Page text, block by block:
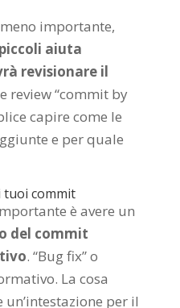
importante,
aiuta
revisionare il
review “commit by
capire come le
e per quale
tuoi commit
è avere un
del commit
. “Bug fix” o
La cosa
per il